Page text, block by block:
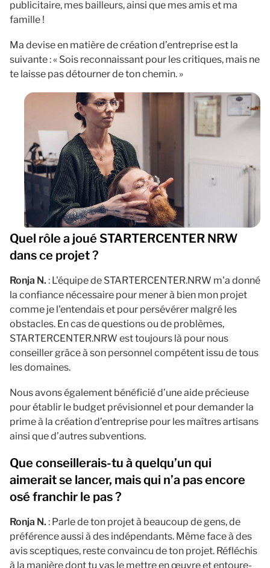
publicitaire, mes bailleurs, ainsi que mes amis et ma
famille !
Ma devise en matière de création d’entreprise est la
suivante : « Sois reconnaissant pour les critiques, mais ne
te laisse pas détourner de ton chemin. »
Quel rôle a joué STARTERCENTER NRW
dans ce projet ?
Ronja N. : L'équipe de STARTERCENTER.NRW m'a donné
la confiance nécessaire pour mener à bien mon projet
comme je l'entendais et pour persévérer malgré les
obstacles. En cas de questions ou de problèmes,
STARTERCENTER.NRW est toujours là pour nous
conseiller grâce à son personnel compétent issu de tous
les domaines.
Nous avons également bénéficié d’une aide précieuse
pour établir le budget prévisionnel et pour demander la
prime à la création d’entreprise pour les maîtres artisans
ainsi que d’autres subventions.
Que conseillerais-tu à quelqu’un qui
aimerait se lancer, mais qui n’a pas encore
osé franchir le pas ?
Ronja N. : Parle de ton projet à beaucoup de gens, de
préférence aussi à des indépendants. Même face à des
avis sceptiques, reste convaincu de ton projet. Réfléchis
à la manière dont tu vas le mettre en œuvre et entoure-